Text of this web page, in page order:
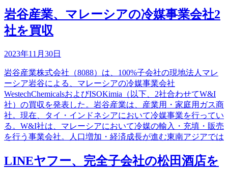
岩谷産業、マレーシアの冷媒事業会社2
社を買収
2023年11月30日
岩谷産業株式会社（8088）は、100%子会社の現地法人マレ
ーシア岩谷による、マレーシアの冷媒事業会社
WestechChemicalsおよびISOKimia（以下、2社合わせてW&I
社）の買収を発表した。岩谷産業は、産業用・家庭用ガス商
社。現在、タイ・インドネシアにおいて冷媒事業を行ってい
る。W&I社は、マレーシアにおいて冷媒の輸入・充填・販売
を行う事業会社。人口増加・経済成長が進む東南アジアでは
LINEヤフー、完全子会社の松田酒店を